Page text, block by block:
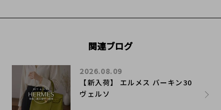
関連ブログ
【新入荷】 エルメス バーキン30
ヴェルソ
2026.08.09